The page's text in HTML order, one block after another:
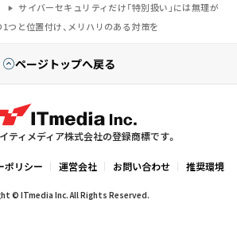
サイバーセキュリティだけ「特別扱い」には無理が
1つと位置付け、メリハリのある対策を
ページトップへ戻る
ティメディア株式会社の登録商標です。
ポリシー 運営会社 お問い合わせ 推奨環境
© ITmedia Inc. All Rights Reserved.